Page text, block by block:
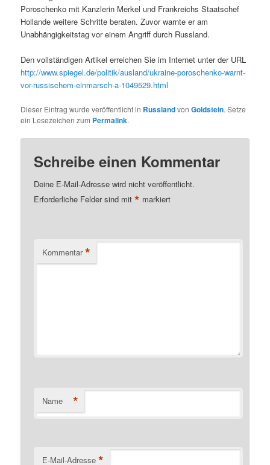
Poroschenko mit Kanzlerin Merkel und Frankreichs Staatschef
Hollande weitere Schritte beraten. Zuvor warnte er am
Unabhängigkeitstag vor einem Angriff durch Russland.
Den vollständigen Artikel erreichen Sie im Internet unter der URL
http://www.spiegel.de/politik/ausland/ukraine-poroschenko-warnt-
vor-russischem-einmarsch-a-1049529.html
Dieser Eintrag wurde veröffentlicht in RusslandvonGoldstein. Setze
ein Lesezeichen zum Permalink.
Schreibe einen Kommentar
Deine E-Mail-Adresse wird nicht veröffentlicht.
Erforderliche Felder sind mit* markiert
Kommentar *
Name *
E-Mail-Adresse *